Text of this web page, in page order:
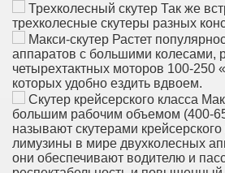
Трехколесный скутер Так же
трехколесные скутеры разных
Макси-скутер Растет
аппаратов с большими колесами,
четырехтактных моторов 100-250
которых удобно ездить вдвоем.
Скутер крейсерского класса
большим рабочим объемом (400-
называют скутерами
лимузины в мире двухколесных
они обеспечивают водителю и